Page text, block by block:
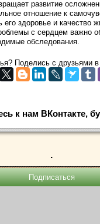
развитие
отношение к
его здоровье и качество
с сердцем важно
обследования.
Поделись с друзьями в
к нам ВКонтакте,
.